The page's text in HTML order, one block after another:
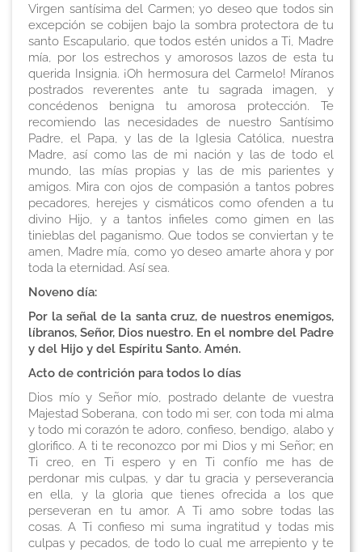
Virgen santísima del Carmen; yo deseo que todos sin
excepción se cobijen bajo la sombra protectora de tu
santo Escapulario, que todos estén unidos a Ti, Madre
mía, por los estrechos y amorosos lazos de esta tu
querida Insignia. ¡Oh hermosura del Carmelo! Míranos
postrados reverentes ante tu sagrada imagen, y
concédenos benigna tu amorosa protección. Te
recomiendo las necesidades de nuestro Santísimo
Padre, el Papa, y las de la Iglesia Católica, nuestra
Madre, así como las de mi nación y las de todo el
mundo, las mías propias y las de mis parientes y
amigos. Mira con ojos de compasión a tantos pobres
pecadores, herejes y cismáticos como ofenden a tu
divino Hijo, y a tantos infieles como gimen en las
tinieblas del paganismo. Que todos se conviertan y te
amen, Madre mía, como yo deseo amarte ahora y por
toda la eternidad. Así sea.
Noveno día:
Por la señal de la santa cruz, de nuestros enemigos,
líbranos, Señor, Dios nuestro. En el nombre del Padre
y del Hijo y del Espíritu Santo. Amén.
Acto de contrición para todos lo días
Dios mío y Señor mío, postrado delante de vuestra
Majestad Soberana, con todo mi ser, con toda mi alma
y todo mi corazón te adoro, confieso, bendigo, alabo y
glorifico. A ti te reconozco por mi Dios y mi Señor; en
Ti creo, en Ti espero y en Ti confío me has de
perdonar mis culpas, y dar tu gracia y perseverancia
en ella, y la gloria que tienes ofrecida a los que
perseveran en tu amor. A Ti amo sobre todas las
cosas. A Ti confieso mi suma ingratitud y todas mis
culpas y pecados, de todo lo cual me arrepiento y te